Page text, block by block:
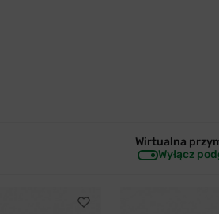
Wirtualna
Wyłącz